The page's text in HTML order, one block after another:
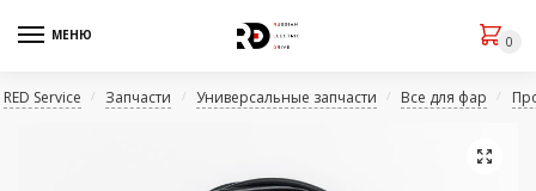
МЕНЮ 0
RED Service / Запчасти / Универсальные запчасти / Все для фар /
🔍